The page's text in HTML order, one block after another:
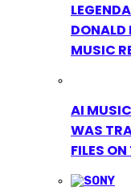
DONALD
MUSIC
AI
WAS
FILES